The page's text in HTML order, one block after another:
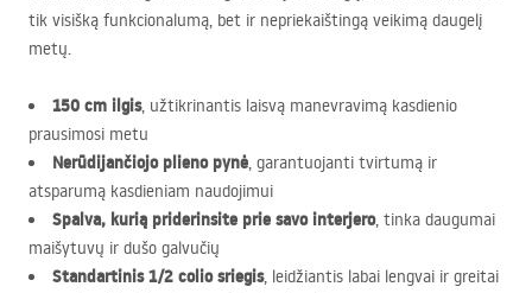
tik visišką funkcionalumą, bet ir nepriekaištingą veikimą daugelį
metų.
150 cm ilgis, užtikrinantis laisvą manevravimą kasdienio
prausimosi metu
Nerūdijančiojo plieno pynė, garantuojanti tvirtumą ir
atsparumą kasdieniam naudojimui
Spalva, kurią priderinsite prie savo interjero, tinka daugumai
maišytuvų ir dušo galvučių
Standartinis 1/2 colio sriegis, leidžiantis labai lengvai ir greitai